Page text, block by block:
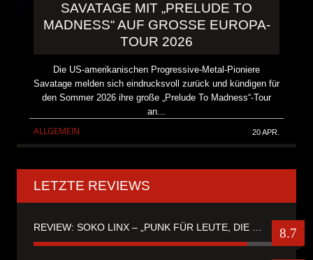
SAVATAGE MIT „PRELUDE TO
MADNESS“ AUF GROSSE EUROPA-T
OUR 2026
Die US-amerikanischen Progressive-Metal-Pioniere
Savatage melden sich eindrucksvoll zurück und kündigen für
den Sommer 2026 ihre große „Prelude To Madness“-Tour
an...
ALLGEMEIN 20 APR.
LETZTE REVIEWS
8.7